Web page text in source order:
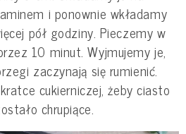
i ponownie wkładamy
pół godziny. Pieczemy w
10 minut. Wyjmujemy je,
zaczynają się rumienić.
cukierniczej, żeby ciasto
chrupiące.